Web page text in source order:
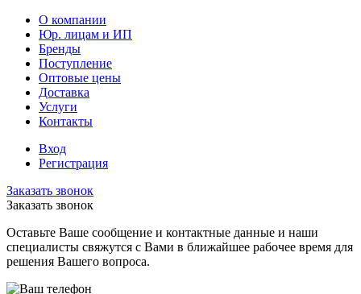
О компании
Юр. лицам и ИП
Бренды
Поступление
Оптовые цены
Доставка
Услуги
Контакты
Вход
Регистрация
Заказать звонок
Заказать звонок
Оставьте Ваше сообщение и контактные данные и наши
специалисты свяжутся с Вами в ближайшее рабочее время для
решения Вашего вопроса.